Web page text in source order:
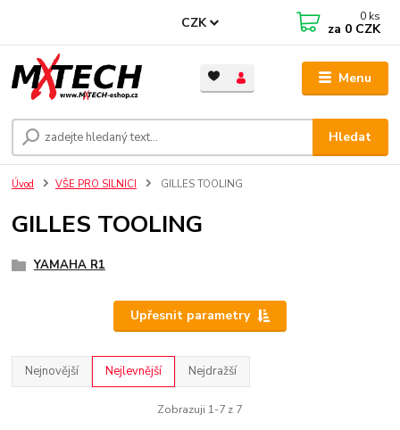
Menu
CZK
Hledat
0 ks
za 0 CZK
Úvod VŠE PRO SILNICI GILLES TOOLING
GILLES TOOLING
YAMAHA R1
Upřesnit parametry
Nejnovější Nejlevnější Nejdražší
Zobrazuji 1-7 z 7